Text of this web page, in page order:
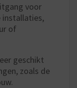
voor
installaties,
of
geschikt
zoals de